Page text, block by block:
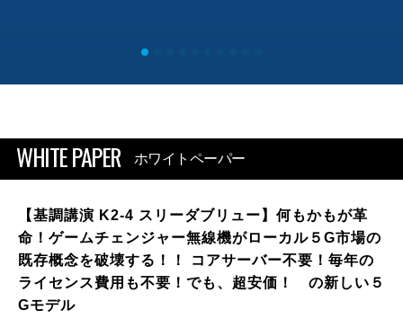
WHITE PAPER ホワイトペーパー
【基調講演 K2-4 スリーダブリュー】何もかもが革
命！ゲームチェンジャー無線機がローカル５G市場の
既存概念を破壊する！！ コアサーバー不要！毎年の
ライセンス費用も不要！でも、超安価！ の新しい５
Gモデル